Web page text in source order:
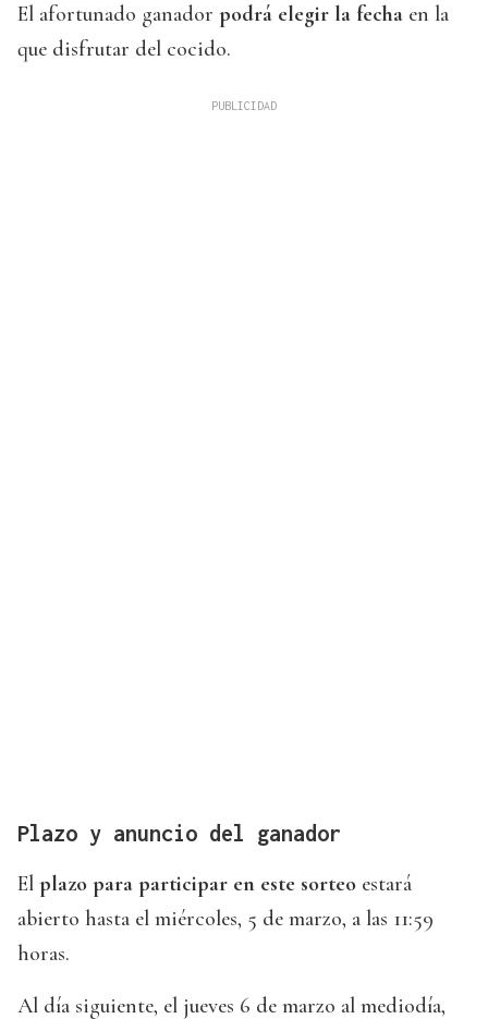
El afortunado ganador podrá elegir la fecha en la
que disfrutar del cocido.
Plazo y anuncio del ganador
El plazo para participar en este sorteo estará
abierto hasta el miércoles, 5 de marzo, a las 11:59
horas.
Al día siguiente, el jueves 6 de marzo al mediodía,